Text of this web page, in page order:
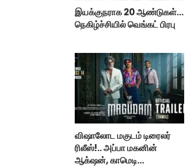
இயக்குநராக 20 ஆண்டுகள்...
நெகிழ்ச்சியில் வெங்கட் பிரபு
விஷாலோட மகுடம் டிரைலர்
ரிலீஸ்!.. அப்பா மகனின்
ஆக்‌ஷன், காமெடி